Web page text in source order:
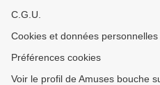
C.G.U.
Cookies et données personnelles
Préférences cookies
Voir le profil de Amuses bouche